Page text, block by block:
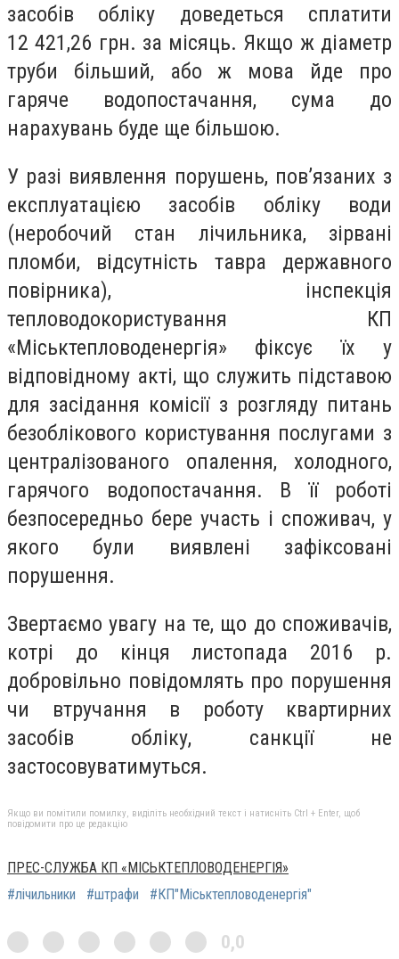
засобів обліку доведеться сплатити
12 421,26 грн. за місяць. Якщо ж діаметр
труби більший, або ж мова йде про
гаряче водопостачання, сума до
нарахувань буде ще більшою.
У разі виявлення порушень, пов’язаних з
експлуатацією засобів обліку води
(неробочий стан лічильника, зірвані
пломби, відсутність тавра державного
повірника), інспекція
тепловодокористування КП
«Міськтепловоденергія» фіксує їх у
відповідному акті, що служить підставою
для засідання комісії з розгляду питань
безоблікового користування послугами з
централізованого опалення, холодного,
гарячого водопостачання. В її роботі
безпосередньо бере участь і споживач, у
якого були виявлені зафіксовані
порушення.
Звертаємо увагу на те, що до споживачів,
котрі до кінця листопада 2016 р.
добровільно повідомлять про порушення
чи втручання в роботу квартирних
засобів обліку, санкції не
застосовуватимуться.
Якщо ви помітили помилку, виділіть необхідний текст і натисніть Ctrl + Enter, щоб
повідомити про це редакцію
ПРЕС-СЛУЖБА КП «МІСЬКТЕПЛОВОДЕНЕРГІЯ»
#лічильники
#штрафи #КП"Міськтепловоденергія"
0,0